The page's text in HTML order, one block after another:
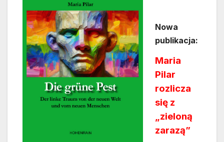
Nowa
publikacja:
Maria
Pilar
rozlicza
się z
„zieloną
zarazą”